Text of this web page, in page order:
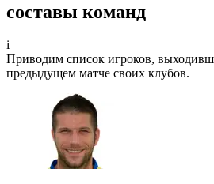
Участвуйте в турнире прогнозистов
призы!
Турнир прогнозистов
составы команд
i
Приводим список игроков,
предыдущем матче своих клубов.